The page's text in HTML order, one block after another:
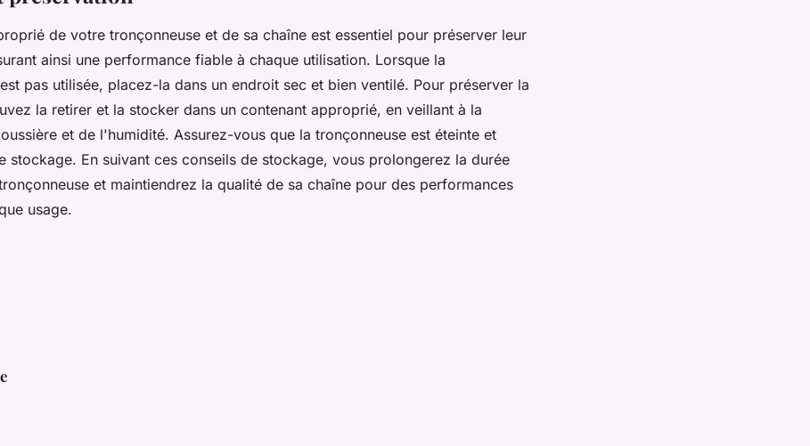
de votre tronçonneuse et de sa chaîne est essentiel pour préserver leur
ainsi une performance fiable à chaque utilisation. Lorsque la
pas utilisée, placez-la dans un endroit sec et bien ventilé. Pour préserver la
la retirer et la stocker dans un contenant approprié, en veillant à la
et de l'humidité. Assurez-vous que la tronçonneuse est éteinte et
stockage. En suivant ces conseils de stockage, vous prolongerez la durée
et maintiendrez la qualité de sa chaîne pour des performances
usage.